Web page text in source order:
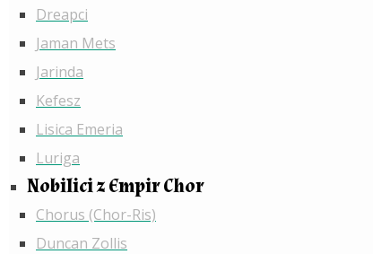
Dreapci
Jaman Mets
Jarinda
Kefesz
Lisica Emeria
Luriga
Nobilici z Empir Chor
Chorus (Chor-Ris)
Duncan Zollis